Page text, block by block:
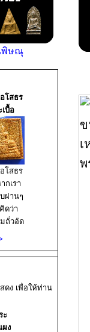
พิษณุ
โสธร
เบื้อ
โสธร
กเรา
ผ่านๆ
ดว่า
ถั่วอัด
กิน
คือ
มพ์
โบสถ์
าใช้ว
ดง เพื่อให้ท่าน
ะ
ง